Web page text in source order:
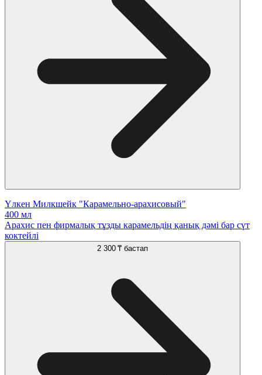
Үлкен Милкшейк "Карамельно-арахисовый"
400 мл
Арахис пен фирмалық тұзды карамельдің қанық дәмі бар сүт
коктейлі
2 300 ₸ бастап